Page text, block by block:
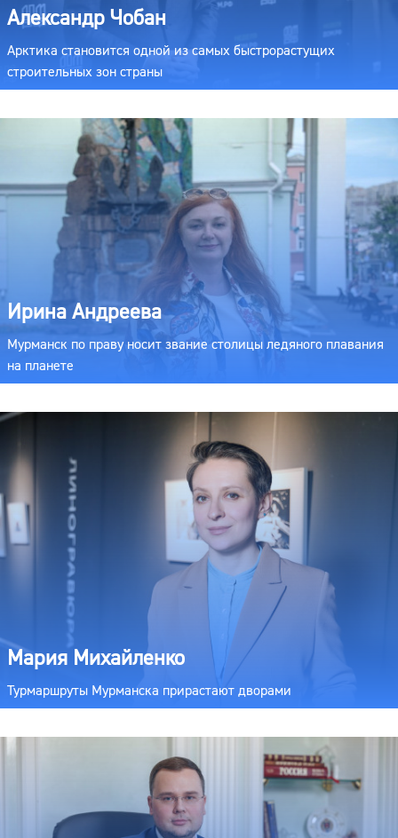
Александр Чобан
Арктика становится одной из самых быстрорастущих
строительных зон страны
Ирина Андреева
Мурманск по праву носит звание столицы ледяного плавания
на планете
Мария Михайленко
Турмаршруты Мурманска прирастают дворами